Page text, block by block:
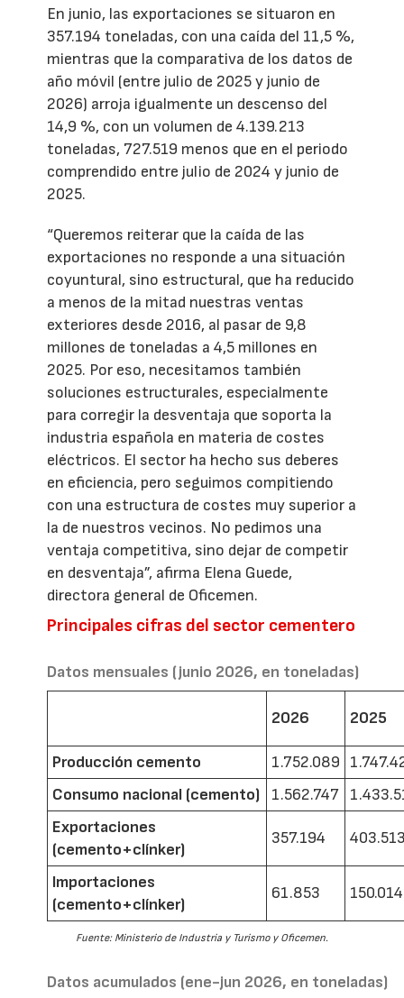
En junio, las exportaciones se situaron en
357.194 toneladas, con una caída del 11,5 %,
mientras que la comparativa de los datos de
año móvil (entre julio de 2025 y junio de
2026) arroja igualmente un descenso del
14,9 %, con un volumen de 4.139.213
toneladas, 727.519 menos que en el periodo
comprendido entre julio de 2024 y junio de
2025.
“Queremos reiterar que la caída de las
exportaciones no responde a una situación
coyuntural, sino estructural, que ha reducido
a menos de la mitad nuestras ventas
exteriores desde 2016, al pasar de 9,8
millones de toneladas a 4,5 millones en
2025. Por eso, necesitamos también
soluciones estructurales, especialmente
para corregir la desventaja que soporta la
industria española en materia de costes
eléctricos. El sector ha hecho sus deberes
en eficiencia, pero seguimos compitiendo
con una estructura de costes muy superior a
la de nuestros vecinos. No pedimos una
ventaja competitiva, sino dejar de competir
en desventaja”, afirma Elena Guede,
directora general de Oficemen.
Principales cifras del sector cementero
Datos mensuales (junio 2026, en toneladas)
2026 2025
Producción cemento 1.752.089
Consumo nacional (cemento)
1.562.747
Exportaciones
(cemento+clínker)
357.194
Importaciones
(cemento+clínker)
61.853 150.014
Fuente: Ministerio de Industria y Turismo y Oficemen.
Datos acumulados (ene-jun 2026, en toneladas)